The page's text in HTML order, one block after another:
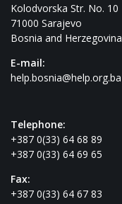
Kolodvorska Str. No. 10
71000 Sarajevo
Bosnia and Herzegovina
E-mail:
help.bosnia@help.org.ba
Telephone:
+387 0(33) 64 68 89
+387 0(33) 64 69 65
Fax:
+387 0(33) 64 67 83